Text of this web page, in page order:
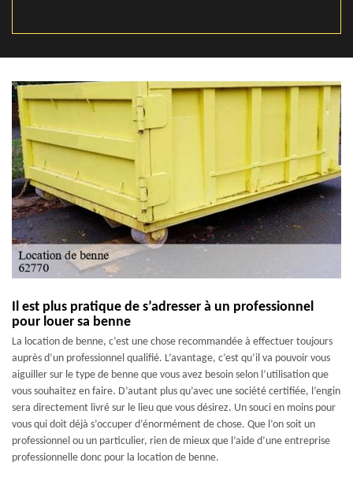
Il est plus pratique de s’adresser à un professionnel
pour louer sa benne
La location de benne, c’est une chose recommandée à effectuer toujours
auprès d’un professionnel qualifié. L’avantage, c’est qu’il va pouvoir vous
aiguiller sur le type de benne que vous avez besoin selon l’utilisation que
vous souhaitez en faire. D’autant plus qu’avec une société certifiée, l’engin
sera directement livré sur le lieu que vous désirez. Un souci en moins pour
vous qui doit déjà s’occuper d’énormément de chose. Que l’on soit un
professionnel ou un particulier, rien de mieux que l’aide d’une entreprise
professionnelle donc pour la location de benne.